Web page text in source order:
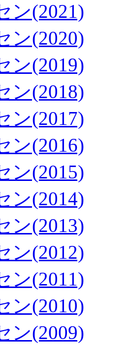
ン(2021)
ン(2020)
ン(2019)
ン(2018)
ン(2017)
ン(2016)
ン(2015)
ン(2014)
ン(2013)
ン(2012)
ン(2011)
ン(2010)
ン(2009)